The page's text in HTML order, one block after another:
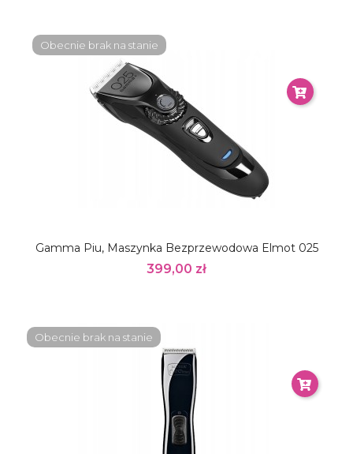
Gamma Piu, Maszynka Bezprzewodowa Elmot 025
399,00 zł
Obecnie brak na stanie
Obecnie brak na stanie